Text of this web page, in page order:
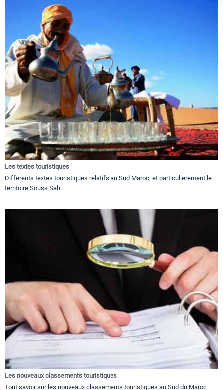
Les textes touristiques
Differents textes touristiques relatifs au Sud Maroc, et particulierement le
territoire Souss Sah
Les nouveaux classements touristiques
Tout savoir sur les nouveaux classements touristiques au Sud du Maroc